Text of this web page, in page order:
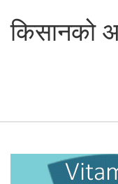
किसानको